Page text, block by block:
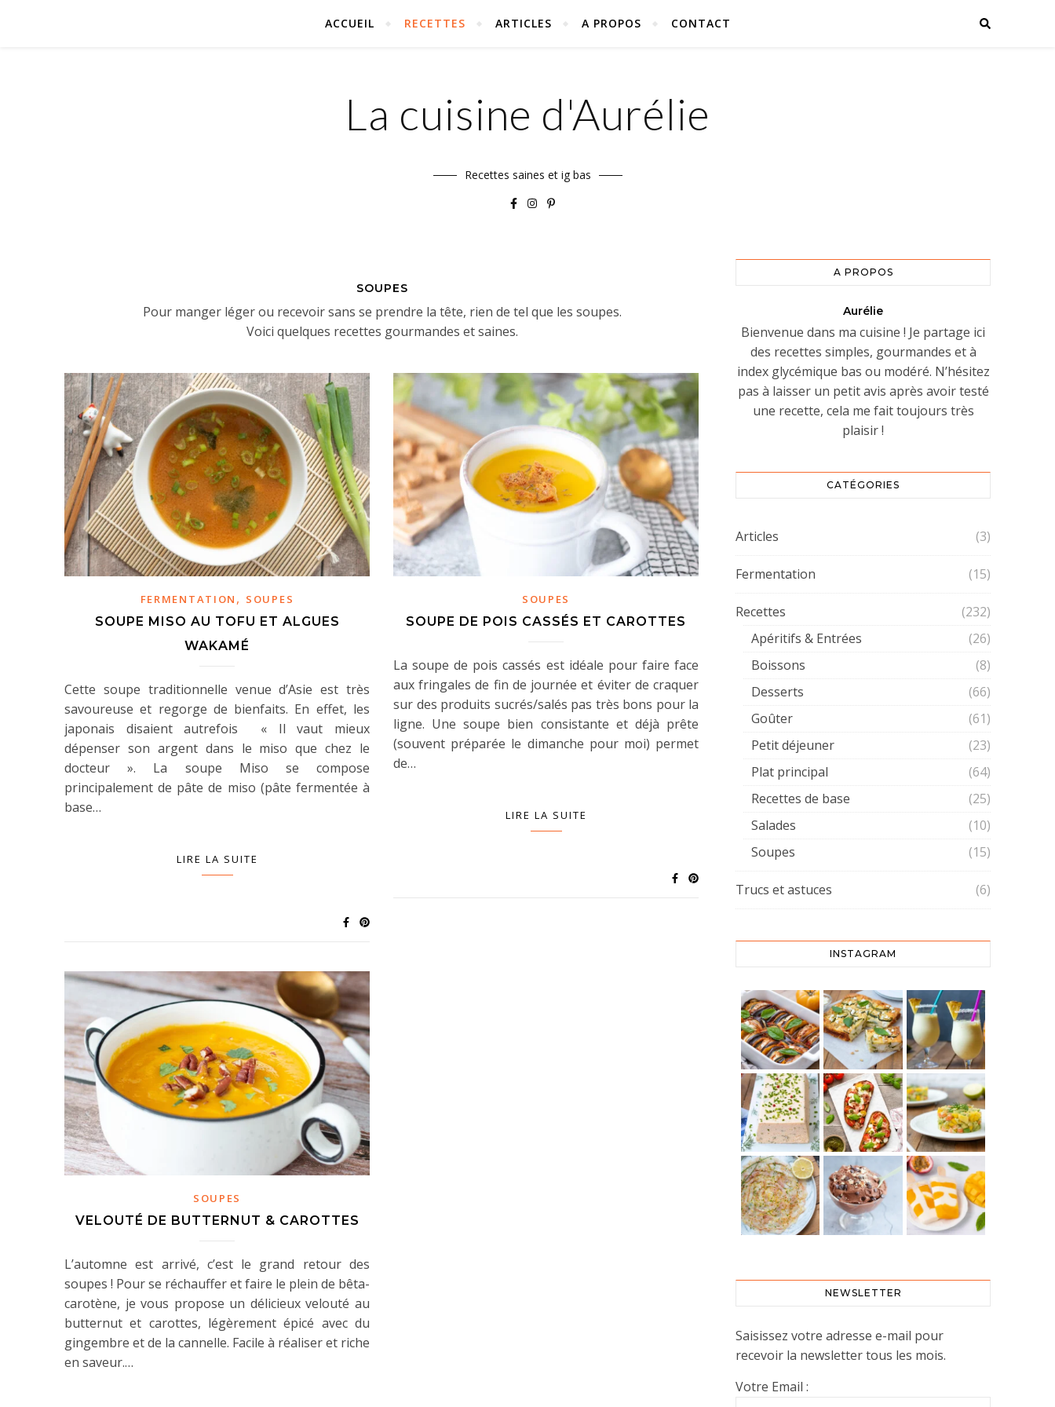
ACCUEIL RECETTES ARTICLES A PROPOS CONTACT
La cuisine d'Aurélie
Recettes saines et ig bas
SOUPES
Pour manger léger ou recevoir sans se prendre la tête, rien de tel que les soupes.
Voici quelques recettes gourmandes et saines.
FERMENTATION , SOUPES
SOUPE MISO AU TOFU ET ALGUES
WAKAMÉ
Cette soupe traditionnelle venue d’Asie est très
savoureuse et regorge de bienfaits. En effet, les
japonais disaient autrefois « Il vaut mieux
dépenser son argent dans le miso que chez le
docteur ». La soupe Miso se compose
principalement de pâte de miso (pâte fermentée à
base…
LIRE LA SUITE
SOUPES
SOUPE DE POIS CASSÉS ET CAROTTES
La soupe de pois cassés est idéale pour faire face
aux fringales de fin de journée et éviter de craquer
sur des produits sucrés/salés pas très bons pour la
ligne. Une soupe bien consistante et déjà prête
(souvent préparée le dimanche pour moi) permet
de…
LIRE LA SUITE
SOUPES
VELOUTÉ DE BUTTERNUT & CAROTTES
L’automne est arrivé, c’est le grand retour des
soupes ! Pour se réchauffer et faire le plein de bêta-
carotène, je vous propose un délicieux velouté au
butternut et carottes, légèrement épicé avec du
gingembre et de la cannelle. Facile à réaliser et riche
en saveur.…
A PROPOS
Aurélie
Bienvenue dans ma cuisine ! Je partage ici
des recettes simples, gourmandes et à
index glycémique bas ou modéré. N’hésitez
pas à laisser un petit avis après avoir testé
une recette, cela me fait toujours très
plaisir !
CATÉGORIES
Articles (3)
Fermentation (15)
Recettes
(232)
Apéritifs & Entrées
(26)
Boissons
(8)
Desserts
(66)
Goûter
(61)
Petit déjeuner
(23)
Plat principal
(64)
Recettes de base
(25)
Salades
(10)
Soupes
(15)
Trucs et astuces (6)
INSTAGRAM
NEWSLETTER
Saisissez votre adresse e-mail pour
recevoir la newsletter tous les mois.
Votre Email :